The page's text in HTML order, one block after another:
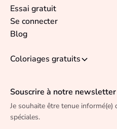
Essai gratuit
Se connecter
Blog
Souscrire à notre newsletter
Je souhaite être tenue
spéciales.
Coloriages gratuits